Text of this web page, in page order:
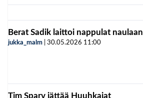
Berat Sadik laittoi nappulat naulaan
jukka_malm 30.05.2026 11:00
Tim Sparv jättää Huuhkajat